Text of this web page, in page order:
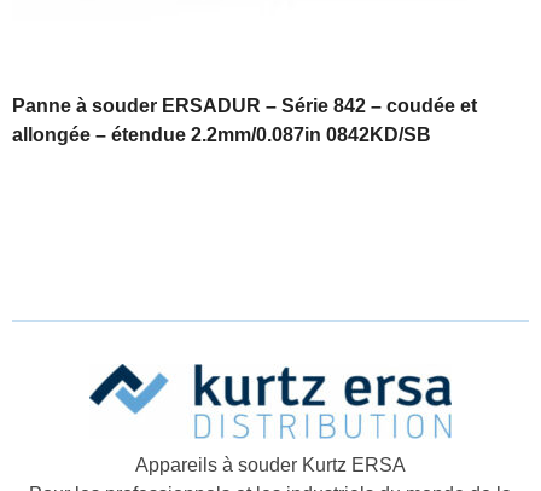
Panne à souder ERSADUR – Série 842 – coudée et
allongée – étendue 2.2mm/0.087in 0842KD/SB
Appareils à souder Kurtz ERSA